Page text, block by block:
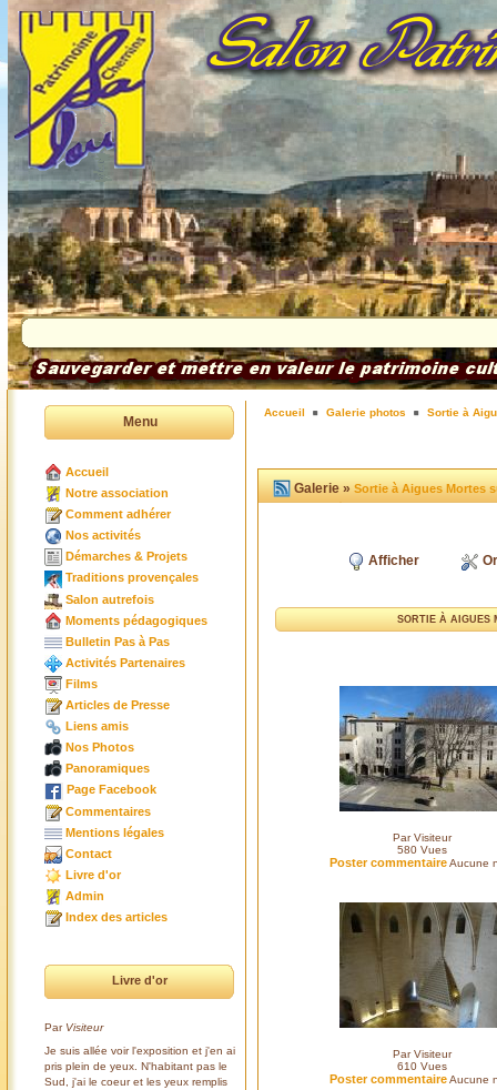
Menu
Accueil
Notre association
Comment adhérer
Nos activités
Démarches & Projets
Traditions provençales
Salon autrefois
Moments pédagogiques
Bulletin Pas à Pas
Activités Partenaires
Films
Articles de Presse
Liens amis
Nos Photos
Panoramiques
Page Facebook
Commentaires
Mentions légales
Contact
Livre d'or
Admin
Index des articles
Livre d'or
Par Visiteur
Je suis allée voir l'exposition et j'en ai
pris plein de yeux. N'habitant pas le
Sud, j'ai le coeur et les yeux remplis
Accueil Galerie photos Sortie à
Galerie »Sortie à Aigues Mortes
Afficher
SORTIE À AIGUES
Par Visiteur
580 Vues
Poster commentaireAucune
Par Visiteur
610 Vues
Poster commentaireAucune